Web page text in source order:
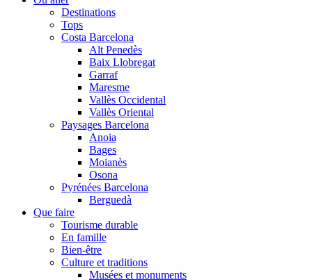
Destinations
Tops
Costa Barcelona
Alt Penedès
Baix Llobregat
Garraf
Maresme
Vallès Occidental
Vallès Oriental
Paysages Barcelona
Anoia
Bages
Moianès
Osona
Pyrénées Barcelona
Berguedà
Que faire
Tourisme durable
En famille
Bien-être
Culture et traditions
Musées et monuments